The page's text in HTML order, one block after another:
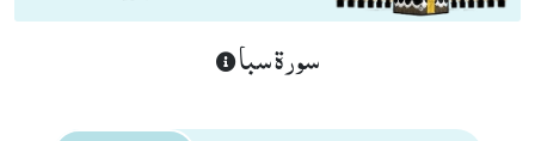
سورة سبا